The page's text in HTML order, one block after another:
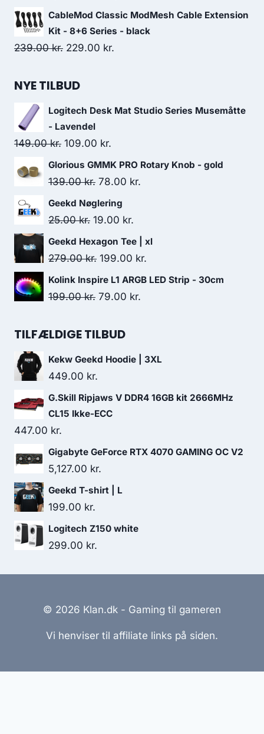
price
was:
2,379.00 kr..
price
CableMod Classic ModMesh Cable Extension
Kit - 8+6 Series - black
239.00kr. Original
was:
229.00 kr.
NYE TILBUD
Logitech Desk Mat Studio Series Musemåtte
- Lavendel
149.00kr. Original
price
was:
109.00 kr.
price
is:
Glorious GMMK PRO Rotary Knob - gold
139.00kr. Original
price
was:
139.00 kr..
78.00 kr.
78.00 kr..
Geekd Nøglering
25.00kr. Original
price
was:
19.00 kr.
price
is:
Geekd Hexagon Tee | xl
279.00kr. Original
price
was:
199.00 kr.
price
Kolink Inspire L1 ARGB LED Strip - 30cm
199.00kr. Original
was:
79.00 kr.
TILFÆLDIGE TILBUD
Kekw Geekd Hoodie | 3XL
449.00 kr.
G.Skill Ripjaws V DDR4 16GB kit 2666MHz
CL15 Ikke-ECC
447.00 kr.
Gigabyte GeForce RTX 4070 GAMING OC V2
5,127.00 kr.
Geekd T-shirt | L
199.00 kr.
Logitech Z150 white
299.00 kr.
© 2026 Klan.dk - Gaming til gameren
Vi henviser til affiliate links på siden.